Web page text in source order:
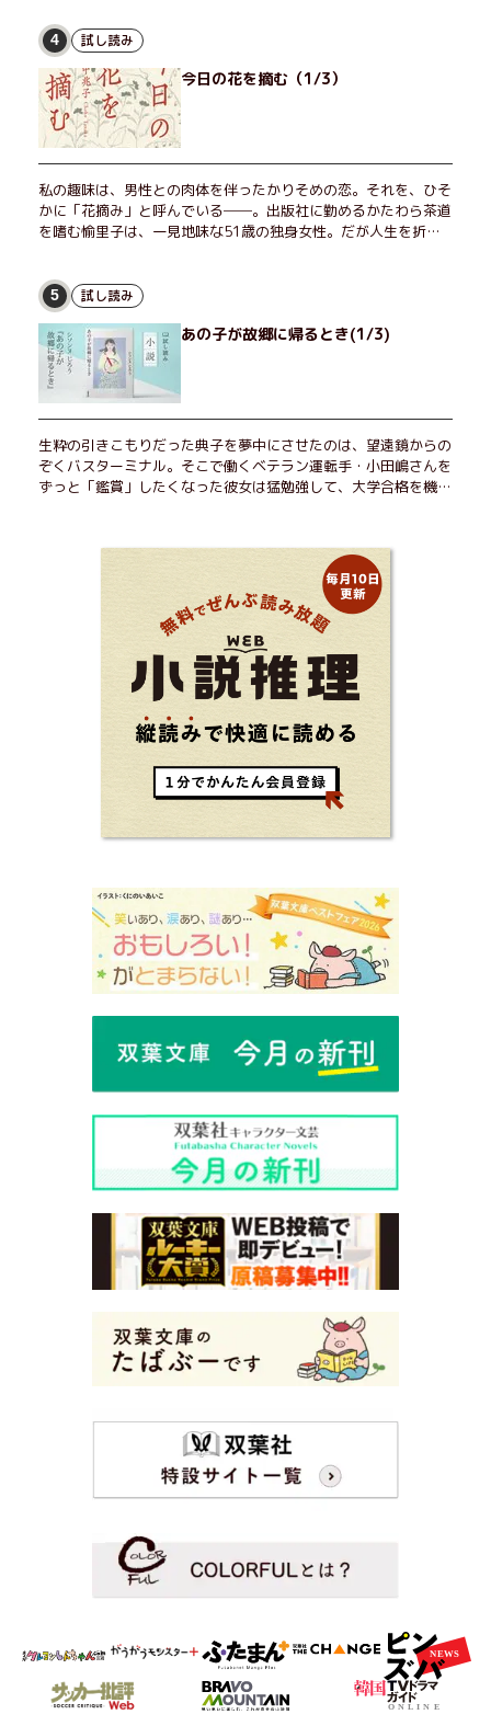
4 試し読み
今日の花を摘む（1/3）
私の趣味は、男性との肉体を伴ったかりそめの恋。それを、ひそ
かに「花摘み」と呼んでいる──。出版社に勤めるかたわら茶道
を嗜む愉里子は、一見地味な51歳の独身女性。だが人生を折り
せる男が現れた。茶の湯の粋人、70歳の万江島だ。だが彼に
は、ある秘密があった……。自分の心と身体を偽らない女たちの
姿と、その連帯を描く。赤裸々にして切実な、セクシュアリティ
をめぐる物語。
5 試し読み
あの子が故郷に帰るとき(1/3)
生粋の引きこもりだった典子を夢中にさせたのは、望遠鏡からの
ぞくバスターミナル。そこで働くベテラン運転手・小田嶋さんを
ずっと「鑑賞」したくなった彼女は猛勉強して、大学合格を機に
る！ 地元が恋しくなったとき、どこか遠くへ逃げたいときは読
んで下さい。孤独を愛する人のお守りになる、くすっと、うるっ